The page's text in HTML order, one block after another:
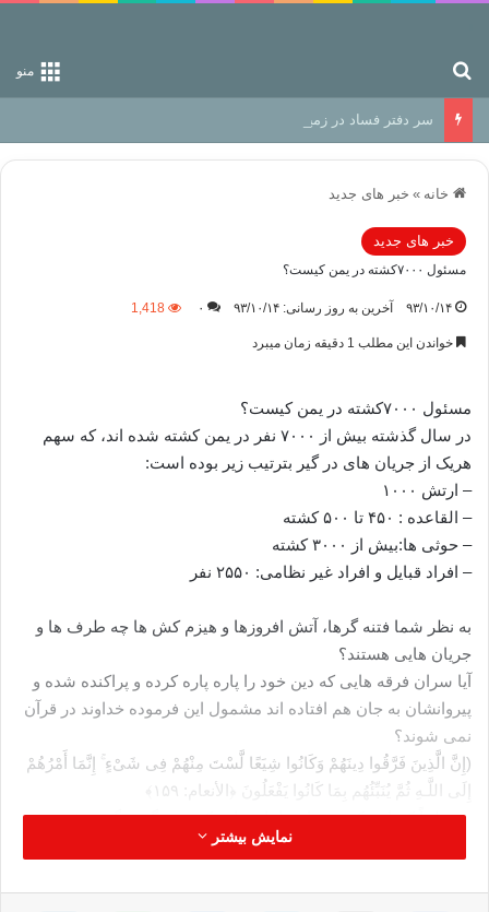
منو
سر دفتر فساد در زمین‌، دوری وکناره‌گیری از راه خداست‌!
خانه » خبر های جدید
خبر های جدید
مسئول ۷۰۰۰کشته در یمن کیست؟
۹۳/۱۰/۱۴ آخرین به روز رسانی: ۹۳/۱۰/۱۴ ۰ 1,418
خواندن این مطلب 1 دقیقه زمان میبرد
مسئول ۷۰۰۰کشته در یمن کیست؟
در سال گذشته بیش از ۷۰۰۰ نفر در یمن کشته شده اند، که سهم
هریک از جریان های در گیر بترتیب زیر بوده است:
– ارتش ۱۰۰۰
– القاعده : ۴۵۰ تا ۵۰۰ کشته
– حوثی ها:بیش از ۳۰۰۰ کشته
– افراد قبایل و افراد غیر نظامی: ۲۵۵۰ نفر
به نظر شما فتنه گرها، آتش افروزها و هیزم کش ها چه طرف ها و
جریان هایی هستند؟
آیا سران فرقه هایی که دین خود را پاره پاره کرده و پراکنده شده و
پیروانشان به جان هم افتاده اند مشمول این فرموده خداوند در قرآن
نمی شوند؟
(إِنَّ الَّذِینَ فَرَّقُوا دِینَهُمْ وَکَانُوا شِیَعًا لَّسْتَ مِنْهُمْ فِی شَیْءٍ ۚ إِنَّمَا أَمْرُهُمْ
إِلَى اللَّـهِ ثُمَّ یُنَبِّئُهُم بِمَا کَانُوا یَفْعَلُونَ ﴿الأنعام: ١۵٩﴾
«مسلماً کسانی که دینشان را پاره پاره کردند، وگروه گروه شدند، تو
(ای پیامبر و ای پرهیزکاران) در هیچ چیزی با آنان پیوندی نداری، سر و
دادند، آگاهشان می کند.»
نمایش بیشتر